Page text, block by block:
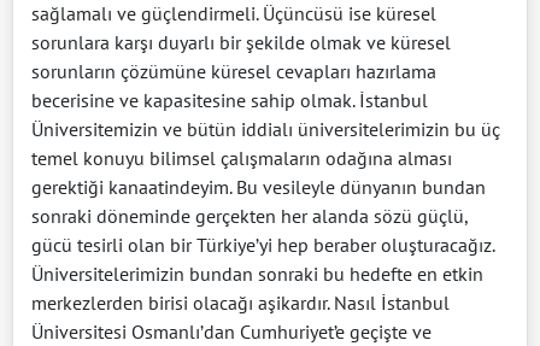
sağlamalı ve güçlendirmeli. Üçüncüsü ise küresel
sorunlara karşı duyarlı bir şekilde olmak ve küresel
sorunların çözümüne küresel cevapları hazırlama
becerisine ve kapasitesine sahip olmak. İstanbul
Üniversitemizin ve bütün iddialı üniversitelerimizin bu üç
temel konuyu bilimsel çalışmaların odağına alması
gerektiği kanaatindeyim. Bu vesileyle dünyanın bundan
sonraki döneminde gerçekten her alanda sözü güçlü,
gücü tesirli olan bir Türkiye’yi hep beraber oluşturacağız.
Üniversitelerimizin bundan sonraki bu hedefte en etkin
merkezlerden birisi olacağı aşikardır. Nasıl İstanbul
Üniversitesi Osmanlı’dan Cumhuriyet’e geçişte ve